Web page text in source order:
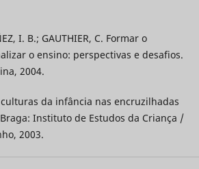
I. B.; GAUTHIER, C. Formar o
o ensino: perspectivas e desafios.
2004.
culturas da infância nas encruzilhadas
Instituto de Estudos da Criança /
2003.